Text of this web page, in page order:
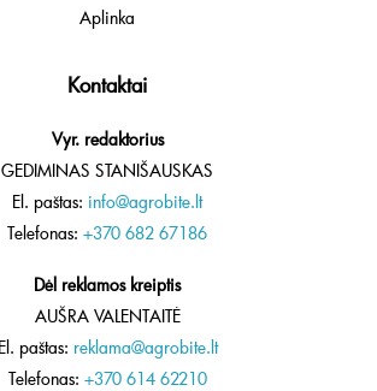
Aplinka
Kontaktai
Vyr. redaktorius
GEDIMINAS STANIŠAUSKAS
El. paštas: info@agrobite.lt
Telefonas: +370 682 67186
Dėl reklamos kreiptis
AUŠRA VALENTAITĖ
El. paštas: reklama@agrobite.lt
Telefonas: +370 614 62210